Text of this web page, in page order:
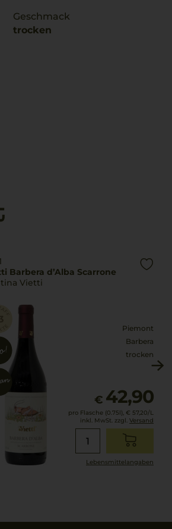
Geschmack
trocken
Barbera d’Alba Scarrone
Vietti
Piemont
Barbera
trocken
€ 42,90
pro Flasche (0.75l), € 57,20/L
inkl. MwSt. zzgl. Versand
Lebensmittel­angaben